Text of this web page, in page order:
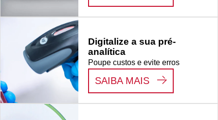
Digitalize a sua pré-
analítica
Poupe custos e evite erros
SAIBA MAIS: DIGITALIZE